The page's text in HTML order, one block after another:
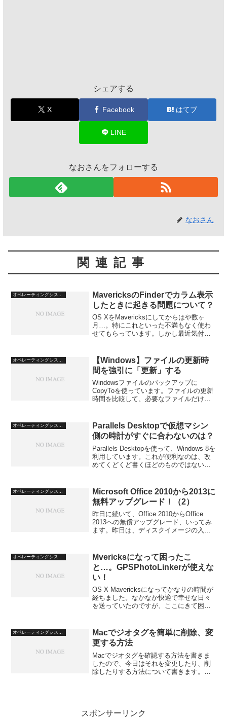
シェアする
X Facebook はてブ
LINE
なおさんをフォローする
なおさん
関連記事
MavericksのFinderでカラム表示
したときに起きる問題について？
OS XをMavericksにしてからはや数ヶ
月…。特にこれといった不満もなく使わ
せてもらっています。しかし最近気付い
ルが使用中だから保存できないよ、...
オペレーティングシステム
【Windows】ファイルの更新時
間を強引に「更新」する
Windowsファイルのバックアップに
CopyToを使っています。ファイルの更新
時間を比較して、必要なファイルだけコ
オペレーティングシステム
Parallels Desktopで仮想マシン
側の時計がすぐに合わないのは？
Parallels Desktopを使って、Windows 8を
利用しています。これが便利なのは、改
めてくどくど書くほどのものではないの
計がスタンバイになったときの日...
Microsoft Office 2010から2013に
無料アップグレード！（2）
昨日に続いて、Office 2010からOffice
2013への無償アップグレード、いってみ
ます。昨日は、ディスクイメージの入手
Office 2010から2...
Mvericksになって困ったこ
と…。GPSPhotoLinkerが使えな
い！
OS X Mavericksになってかなりの時間が
経ちました。なかなか快適で幸せな日々
を送っていたのですが、ここにきて困っ
ユーティリティ、GPSPhotoLinker...
オペレーティングシステム
Macでジオタグを簡単に削除、変
更する方法
Macでジオタグを確認する方法を書きま
したので、今日はそれを変更したり、削
除したりする方法について書きます。
スポンサーリンク